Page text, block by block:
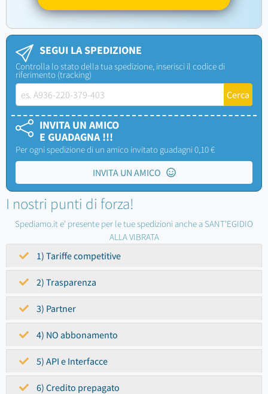
SEGUI LA SPEDIZIONE
Controlla lo stato della tua spedizione, inserisci il codice di
riferimento (tracking)
INVITA UN AMICO
E GUADAGNA !!!
Per ogni spedizione di un amico invitato guadagni 0,10 €
INVITA UN AMICO
I nostri punti di forza!
Spediamo.it e' presente per le tue spedizioni anche a SANT'EGIDIO
ALLA VIBRATA
1) Tariffe competitive
2) Trasparenza
3) Partner
4) NO abbonamento
5) API e Interfacce
6) Credito prepagato